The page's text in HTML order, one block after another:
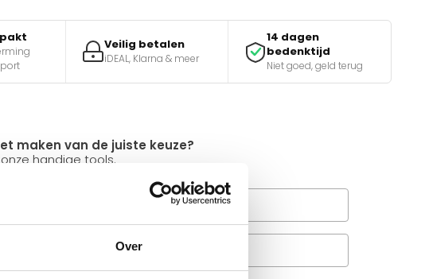
Over
Veilig betalen
iDEAL, Klarna & meer
14 dagen
bedenktijd
Niet goed, geld terug
maken van de juiste keuze?
handige tools.
Wanneer bezorgt de
Veelgestelde vragen